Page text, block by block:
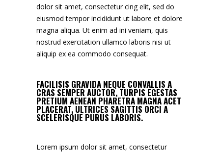
dolor sit amet, consectetur cing elit, sed do
eiusmod tempor incididunt ut labore et dolore
magna aliqua. Ut enim ad ini veniam, quis
nostrud exercitation ullamco laboris nisi ut
aliquip ex ea commodo consequat.
FACILISIS GRAVIDA NEQUE CONVALLIS A
CRAS SEMPER AUCTOR, TURPIS EGESTAS
PRETIUM AENEAN PHARETRA MAGNA ACET
PLACERAT, ULTRICES SAGITTIS ORCI A
SCELERISQUE PURUS LABORIS.
Lorem ipsum dolor sit amet, consectetur